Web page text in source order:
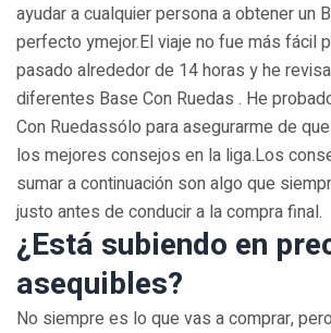
ayudar a cualquier persona a obtener un
perfecto ymejor.El viaje no fue más fácil
pasado alrededor de 14 horas y he
diferentes Base Con Ruedas . He
Con Ruedassólo para asegurarme de
los mejores consejos en la liga.Los
sumar a continuación son algo que
justo antes de conducir a la compra final.
¿Está subiendo en
asequibles?
No siempre es lo que vas a comprar,